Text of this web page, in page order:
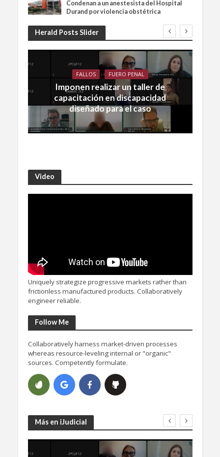
Condenan a un anestesista del Hospital
Durand por violencia obstétrica
Herald Posts Slider
FALLOS FUERO PENAL
Imponen realizar un taller de
capacitación en discapacidad
diseñado para el caso
Video
Uniquely strategize progressive markets rather than
frictionless manufactured products. Collaboratively
engineer reliable.
Follow Me
Collaboratively harness market-driven processes
whereas resource-leveling internal or "organic"
sources. Competently formulate.
Más en iJudicial